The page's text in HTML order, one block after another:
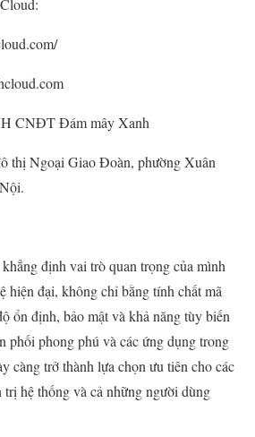
CNĐT Đám mây Xanh
thị Ngoại Giao Đoàn, phường Xuân
định vai trò quan trọng của mình
hiện đại, không chỉ bằng tính chất mã
ổn định, bảo mật và khả năng tùy biến
phối phong phú và các ứng dụng trong
càng trở thành lựa chọn ưu tiên cho các
hệ thống và cả những người dùng